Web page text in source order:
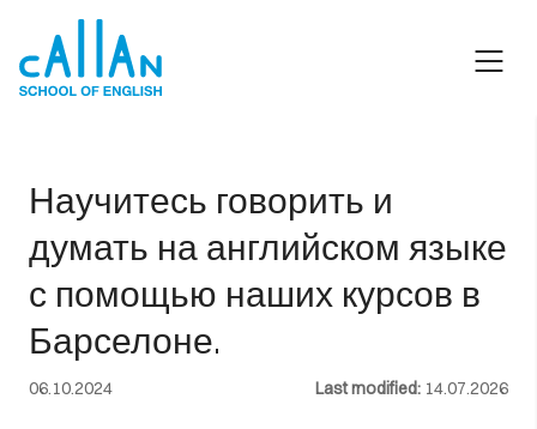
content
Научитесь говорить и
думать на английском языке
с помощью наших курсов в
Барселоне.
06.10.2024 Last modified: 14.07.2026